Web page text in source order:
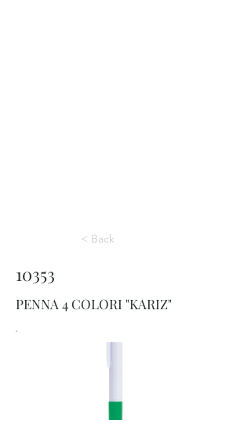
< Back
10353
PENNA 4 COLORI "KARIZ"